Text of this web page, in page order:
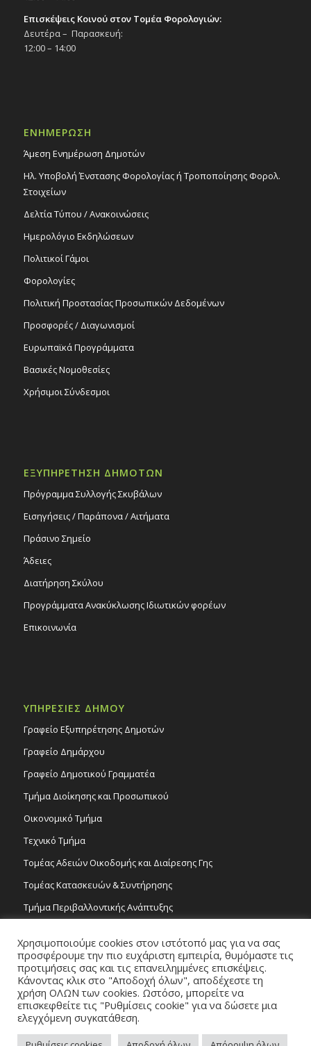
Επισκέψεις Κοινού στον Τομέα Φορολογιών:
Δευτέρα – Παρασκευή:
12:00 – 14:00
ΕΝΗΜΕΡΩΣΗ
Άμεση Ενημέρωση Δημοτών
Ηλ. Υποβολή Ένστασης Φορολογίας ή Τροποποίησης Φορολ.
Στοιχείων
Δελτία Τύπου / Ανακοινώσεις
Ημερολόγιο Εκδηλώσεων
Πολιτικοί Γάμοι
Φορολογίες
Πολιτική Προστασίας Προσωπικών Δεδομένων
Προσφορές / Διαγωνισμοί
Ευρωπαϊκά Προγράμματα
Βασικές Νομοθεσίες
Χρήσιμοι Σύνδεσμοι
ΕΞΥΠΗΡΕΤΗΣΗ ΔΗΜΟΤΩΝ
Πρόγραμμα Συλλογής Σκυβάλων
Εισηγήσεις / Παράπονα / Αιτήματα
Πράσινο Σημείο
Άδειες
Διατήρηση Σκύλου
Προγράμματα Ανακύκλωσης Ιδιωτικών φορέων
Επικοινωνία
ΥΠΗΡΕΣΙΕΣ ΔΗΜΟΥ
Γραφείο Εξυπηρέτησης Δημοτών
Γραφείο Δημάρχου
Γραφείο Δημοτικού Γραμματέα
Τμήμα Διοίκησης και Προσωπικού
Οικονομικό Τμήμα
Τεχνικό Τμήμα
Τομέας Αδειών Οικοδομής και Διαίρεσης Γης
Τομέας Κατασκευών & Συντήρησης
Τμήμα Περιβαλλοντικής Ανάπτυξης
Τομέας Γραμμάτων και Τεχνών
Τροχονομία
Χρησιμοποιούμε cookies στον ιστότοπό μας για να σας
προσφέρουμε την πιο ευχάριστη εμπειρία, θυμόμαστε τις
προτιμήσεις σας και τις επανειλημμένες επισκέψεις.
Κάνοντας κλικ στο "Αποδοχή όλων", αποδέχεστε τη
χρήση ΟΛΩΝ των cookies. Ωστόσο, μπορείτε να
επισκεφθείτε τις "Ρυθμίσεις cookie" για να δώσετε μια
ελεγχόμενη συγκατάθεση.